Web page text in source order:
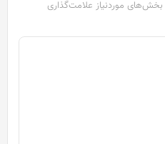
بخش‌های موردنیاز علامت‌گذاری